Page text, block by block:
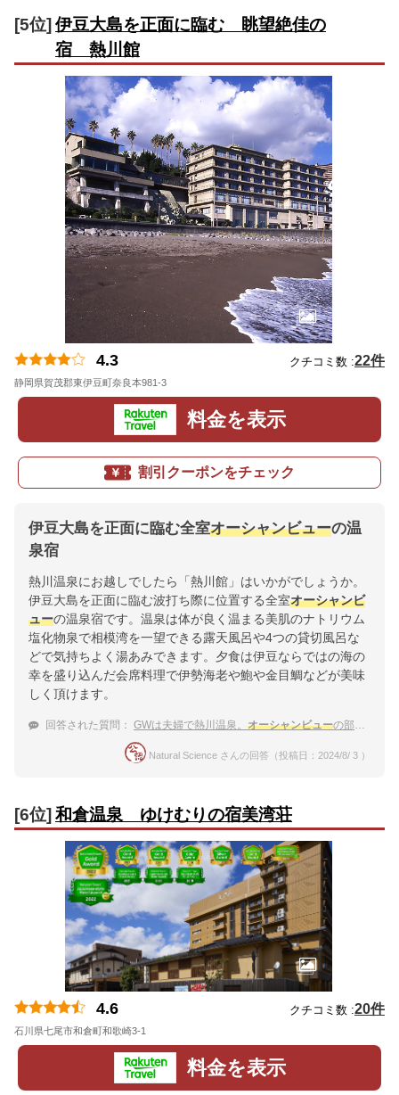
[5位] 伊豆大島を正面に臨む 眺望絶佳の
宿 熱川館
4.3 クチコミ数 :22件
静岡県賀茂郡東伊豆町奈良本981-3
料金を表示
割引クーポンをチェック
伊豆大島を正面に臨む全室オーシャンビューの温
泉宿
熱川温泉にお越しでしたら「熱川館」はいかがでしょうか。
伊豆大島を正面に臨む波打ち際に位置する全室オーシャンビ
ューの温泉宿です。温泉は体が良く温まる美肌のナトリウム
塩化物泉で相模湾を一望できる露天風呂や4つの貸切風呂な
どで気持ちよく湯あみできます。夕食は伊豆ならではの海の
幸を盛り込んだ会席料理で伊勢海老や鮑や金目鯛などが美味
しく頂けます。
回答された質問： GWは夫婦で熱川温泉。 オーシャンビューの部屋でくつろいで贅沢な食事をいただきたい
Natural Science さんの回答（投稿日：2024/8/ 3 ）
[6位] 和倉温泉 ゆけむりの宿美湾荘
4.6 クチコミ数 :20件
石川県七尾市和倉町和歌崎3-1
料金を表示